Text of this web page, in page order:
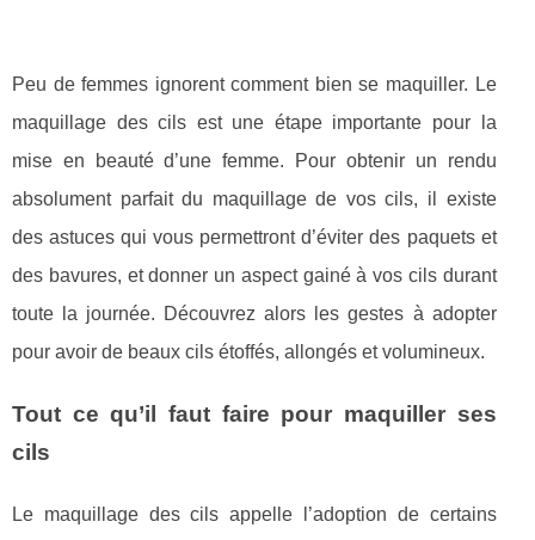
Peu de femmes ignorent comment bien se maquiller. Le
maquillage des cils est une étape importante pour la
mise en beauté d’une femme. Pour obtenir un rendu
absolument parfait du maquillage de vos cils, il existe
des astuces qui vous permettront d’éviter des paquets et
des bavures, et donner un aspect gainé à vos cils durant
toute la journée. Découvrez alors les gestes à adopter
pour avoir de beaux cils étoffés, allongés et volumineux.
Tout ce qu’il faut faire pour maquiller ses
cils
Le maquillage des cils appelle l’adoption de certains